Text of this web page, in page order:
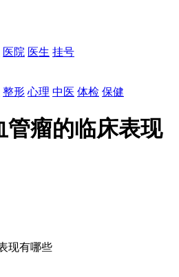
医院 医生 挂号
整形 心理 中医 体检 保健
管瘤的临床表现
现有哪些